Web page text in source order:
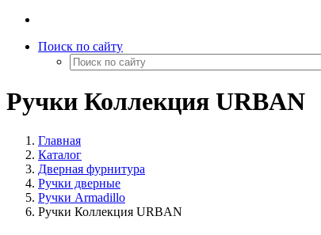
Поиск по сайту
Ручки Коллекция URBAN
Главная
Каталог
Дверная фурнитура
Ручки дверные
Ручки Armadillo
Ручки Коллекция URBAN